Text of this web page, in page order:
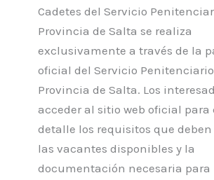
Cadetes del Servicio
Provincia de Salta se realiza
exclusivamente a través de la
oficial del Servicio
Provincia de Salta. Los
acceder al sitio web oficial para
detalle los requisitos que
las vacantes disponibles y la
documentación necesaria para